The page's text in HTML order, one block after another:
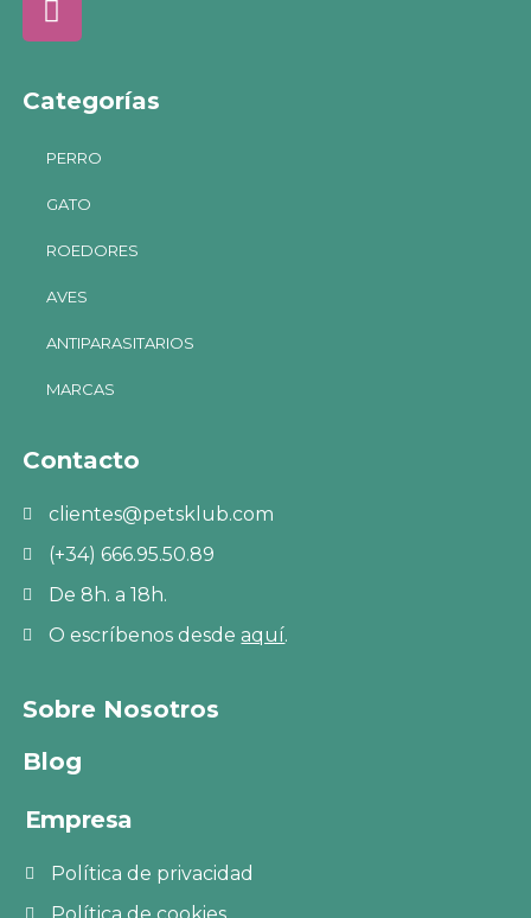
Categorías
PERRO
GATO
ROEDORES
AVES
ANTIPARASITARIOS
MARCAS
Contacto
clientes@petsklub.com
(+34) 666.95.50.89
De 8h. a 18h.
O escríbenos desdeaquí.
Sobre Nosotros
Blog
Empresa
Política de privacidad